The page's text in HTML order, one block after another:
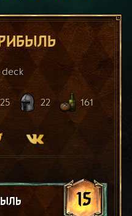
deck
25 22 161
15